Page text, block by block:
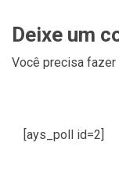
Deixe um
Você precisa fazer
[ays_poll id=2]